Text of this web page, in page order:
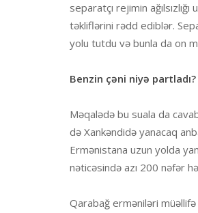
separatçı rejimin
təkliflərini rədd ediblər.
yolu tutdu və bunla da on
Benzin çəni niyə partladı?
Məqalədə bu suala da
də Xankəndidə yanacaq
Ermənistana uzun yolda
nəticəsində azı 200 nəfər
Qarabağ erməniləri